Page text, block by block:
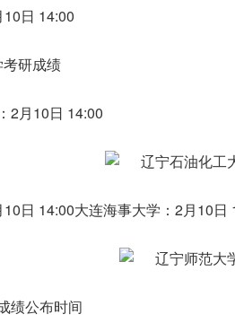
日 14:00
2月10日 14:00
日 14:00大连海事大学：2月10日
绩公布时间